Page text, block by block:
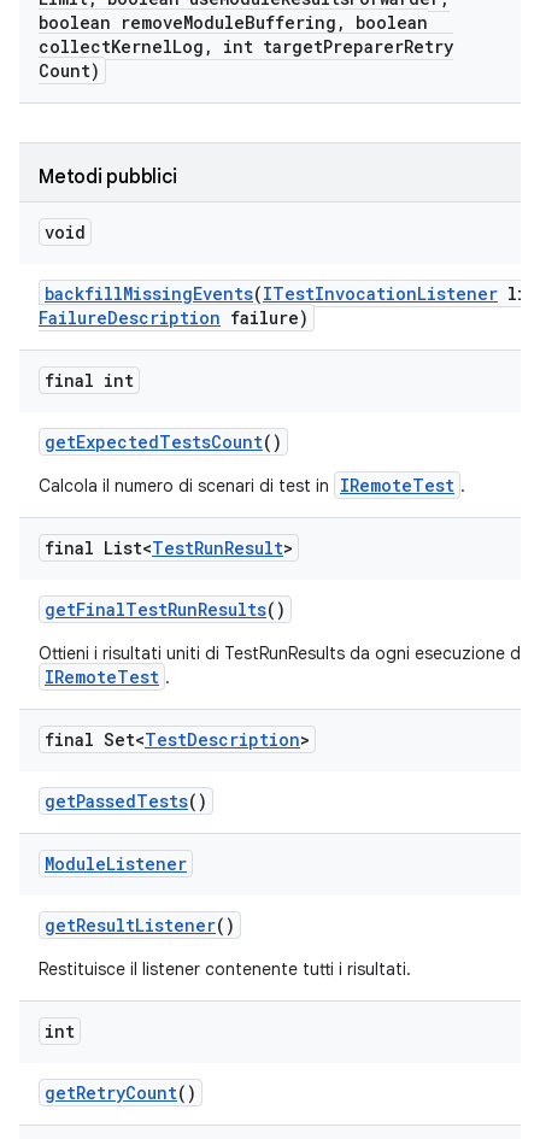
boolean removeModuleBuffering ,
boolean
collectKernelLog , int targetPreparerRetry
Count)
Metodi pubblici
void
backfillMissingEvents(ITestInvocationListener
FailureDescription failure)
final int
getExpectedTestsCount()
Calcola il numero di scenari di test in IRemoteTest .
final List<TestRunResult>
getFinalTestRunResults()
Ottieni i risultati uniti di TestRunResults da ogni esecuzione di
IRemoteTest .
final Set<TestDescription>
getPassedTests()
ModuleListener
getResultListener()
Restituisce il listener contenente tutti i risultati.
int
getRetryCount()